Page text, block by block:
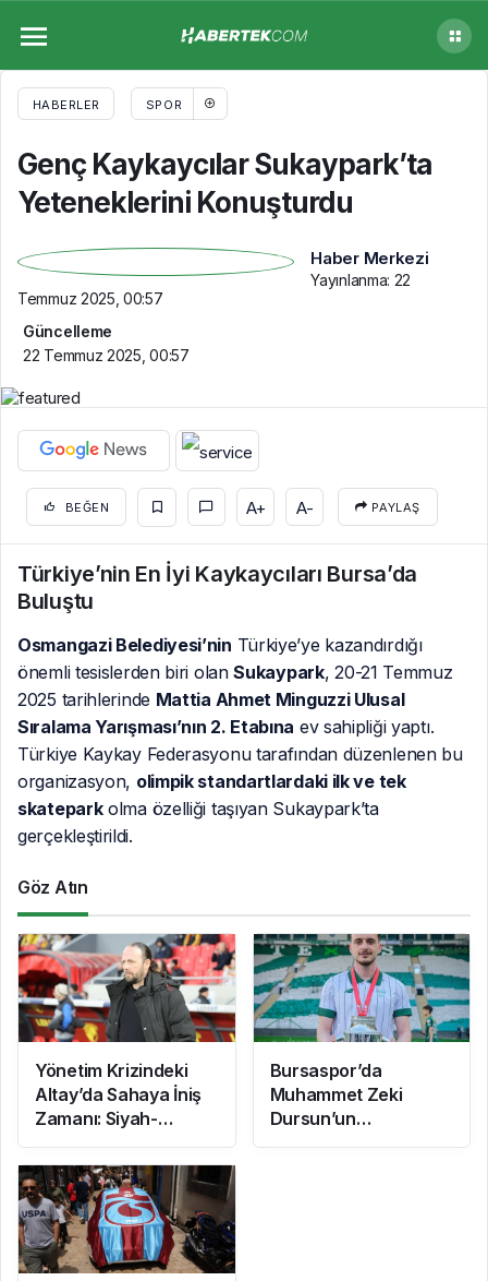
HABERLER SPOR
Genç Kaykaycılar Sukaypark’ta
Yeteneklerini Konuşturdu
Haber Merkezi
Yayınlanma: 22
Temmuz 2025, 00:57
Güncelleme
22 Temmuz 2025, 00:57
BEĞEN A+ A- PAYLAŞ
Türkiye’nin En İyi Kaykaycıları Bursa’da
Buluştu
Osmangazi Belediyesi’nin Türkiye’ye kazandırdığı
önemli tesislerden biri olanSukaypark, 20-21 Temmuz
2025 tarihlerinde Mattia Ahmet Minguzzi Ulusal
Sıralama Yarışması’nın 2. Etabına ev sahipliği yaptı.
Türkiye Kaykay Federasyonu tarafından düzenlenen bu
organizasyon, olimpik standartlardaki ilk ve tek
skateparkolma özelliği taşıyan Sukaypark’ta
gerçekleştirildi.
Göz Atın
Yönetim Krizindeki
Altay’da Sahaya İniş
Zamanı: Siyah-
Beyazlılar Topbaşı
Yapıyor
Bursaspor’da
Muhammet Zeki
Dursun’un
Sözleşmesi Uzatıldı ve
Genç Kaykaycılar Sukaypark’ta
Yeteneklerini Konuşturdu